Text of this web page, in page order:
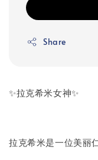
Share
✨拉克希米女神✨
拉克希米是一位美丽